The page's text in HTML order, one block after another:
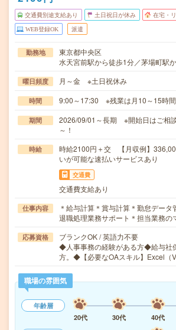
交通費別途支給あり 土日祝日が休み 在宅・
WEB登録OK 派遣
勤務地
東京都中央区
水天宮前駅から徒歩1分／茅場町駅
曜日頻度 月～金 ※土日祝休み
時間 9:00～17:30 ※残業は月10～15時間
期間
2026/09/01～長期 ※開始日はご相
～！
時給
時給2100円＋交 【月収例】
いが可能な速払いサービスあり
交通費
交通費支給あり
仕事内容
＊給与計算＊賞与計算＊勤怠データ
退職処理業務サポート＊担当業務
応募資格
ブランクOK / 英語力不要
◆人事事務の経験がある方◆給与社
方。◆【必要なOAスキル】Excel（
職場の雰囲気
年齢層
20代
30代 40代